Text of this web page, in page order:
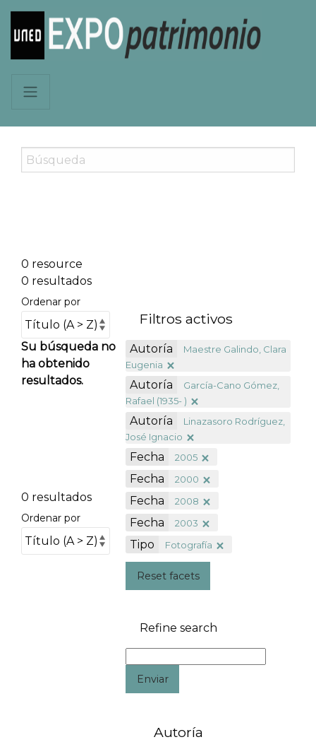
0 resource
0 resultados
Ordenar por
Su búsqueda no
ha obtenido
resultados.
0 resultados
Ordenar por
Filtros activos
Autoría
Maestre Galindo, Clara
Eugenia
Autoría
García-Cano Gómez,
Rafael (1935- )
Autoría
Linazasoro Rodríguez,
José Ignacio
Fecha 2005
Fecha 2000
Fecha 2008
Fecha 2003
Tipo Fotografía
Reset facets
Refine search
Enviar
Autoría